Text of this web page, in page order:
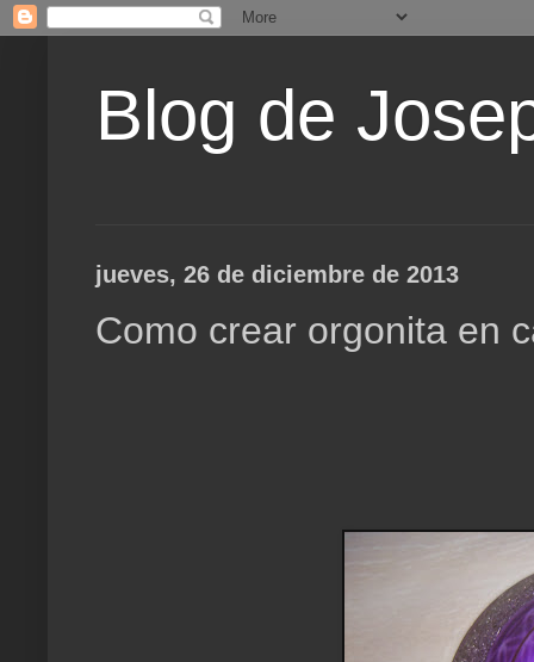
Blog de
jueves, 26 de diciembre de 2013
Como crear orgonita en